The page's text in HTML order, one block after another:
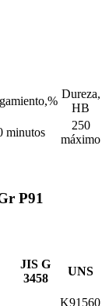
Dureza,
HB
minutos
250
máximo
P91
JIS G
3458
UNS
K91560